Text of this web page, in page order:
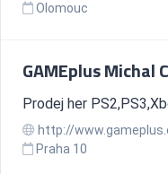
Olomouc
GAMEplus Michal
Prodej her
http://
Praha 10